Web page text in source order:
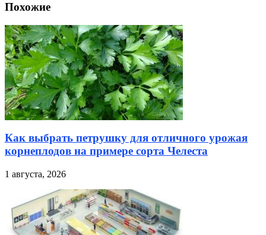
Похожие
Как выбрать петрушку для отличного урожая
корнеплодов на примере сорта Челеста
1 августа, 2026